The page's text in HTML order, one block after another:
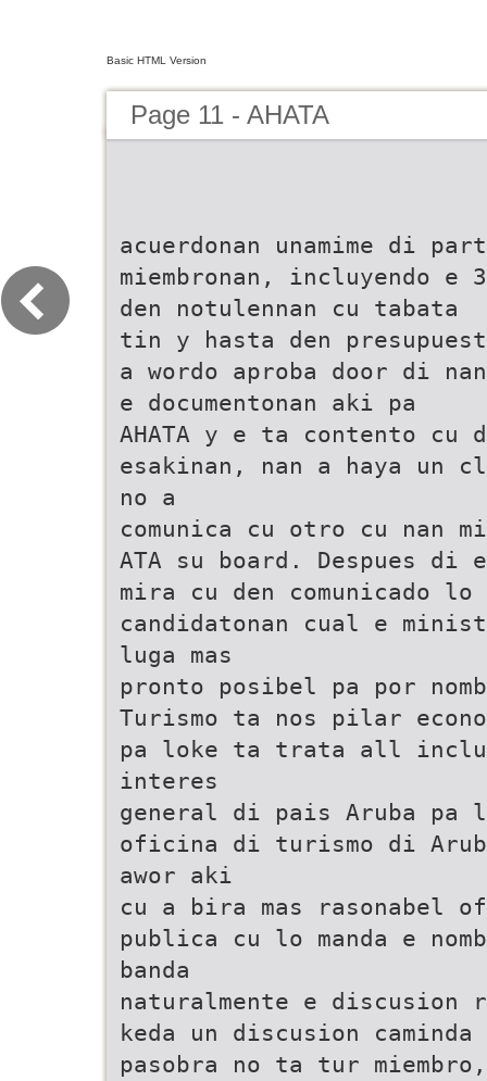
Basic HTML Version
Page 11 - AHATA
acuerdonan unamime di
miembronan, incluyendo e
den notulennan cu tabata
tin y hasta den
a wordo aproba door di
e documentonan aki pa
AHATA y e ta contento cu
esakinan, nan a haya un
no a
comunica cu otro cu nan
ATA su board. Despues di
mira cu den comunicado
candidatonan cual e
luga mas
pronto posibel pa por
Turismo ta nos pilar
pa loke ta trata all
interes
general di pais Aruba
oficina di turismo di
awor aki
cu a bira mas rasonabel
publica cu lo manda e
banda
naturalmente e
keda un discusion
pasobra no ta tur